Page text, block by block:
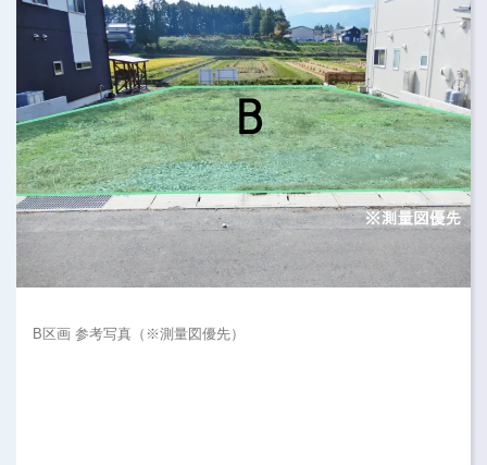
B区画 参考写真（※測量図優先）